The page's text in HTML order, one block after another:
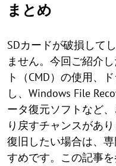
まとめ
SDカードが破損して
ません。今回ご紹介
ト（CMD）の使用、
し、Windows File
ータ復元ソフトなど
り戻すチャンスがあ
復旧したい場合は、
すめです。この記事